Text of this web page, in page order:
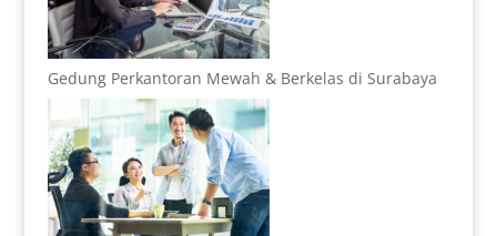
Gedung Perkantoran Mewah & Berkelas di Surabaya